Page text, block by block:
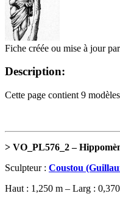
Fiche créée ou mise à jour
Description:
Cette page contient 9
> VO_PL576_2 –
Sculpteur : Coustou
Haut : 1,250 m – Larg :